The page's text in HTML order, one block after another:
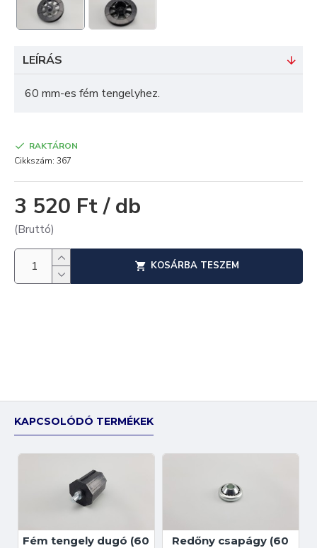
LEÍRÁS
60 mm-es fém tengelyhez.
3 520 Ft / db
(Bruttó)
RAKTÁRON
Cikkszám: 367
KOSÁRBA TESZEM
KAPCSOLÓDÓ TERMÉKEK
Fém tengely dugó (60
Redőny csapágy (60